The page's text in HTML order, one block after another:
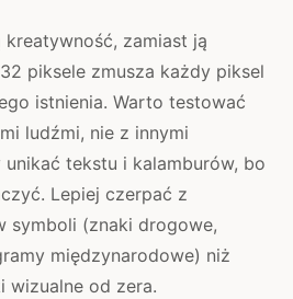
kreatywność, zamiast ją
piksele zmusza każdy piksel
istnienia. Warto testować
ludźmi, nie z innymi
tekstu i kalamburów, bo
Lepiej czerpać z
symboli (znaki drogowe,
międzynarodowe) niż
wizualne od zera.